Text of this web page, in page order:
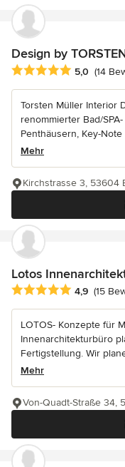
Design by
Durchschnittliche
5,0 (14
Torsten Müller Interior
renommierter Bad/
Penthäusern, Key-Note
Mehr
Kirchstrasse 3, 53604
Lotos
Durchschnittliche
4,9 (15
LOTOS- Konzepte für
Innenarchitekturbüro
Fertigstellung. Wir
Mehr
Von-Quadt-Straße 34,